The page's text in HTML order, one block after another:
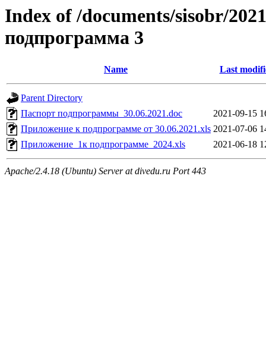
Index of /documents/sisobr/
подпрограмма 3
Name Last
Parent Directory
Паспорт подпрограммы_30.06.2021.doc
2021-09-15
Приложение к подпрограмме от 30.06.2021.xls 2021-07-06
Приложение_1к подпрограмме_2024.xls
2021-06-18
Apache/2.4.18 (Ubuntu) Server at divedu.ru Port 443